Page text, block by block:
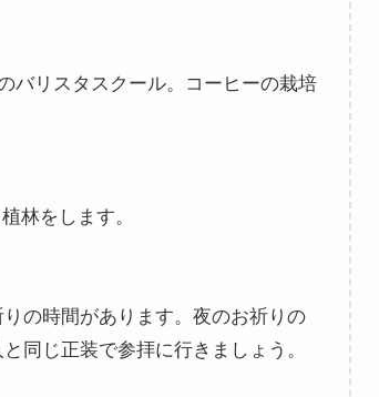
バリスタスクール。コーヒーの栽培
林をします。
の時間があります。夜のお祈りの
同じ正装で参拝に行きましょう。